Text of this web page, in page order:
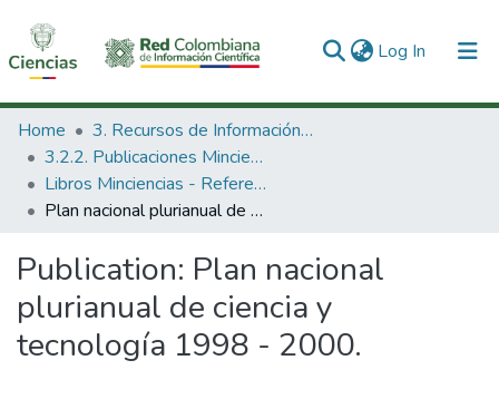
Log In (current)
Communities & Collections
All of DSpace
Statistics
Home
3. Recursos de Información Científica y Tecnológica
3.2.2. Publicaciones Minciencias
Libros Minciencias - Referenciales
Plan nacional plurianual de ciencia y tecnología 1998 - 2000.
Publication: Plan nacional
plurianual de ciencia y
tecnología 1998 - 2000.